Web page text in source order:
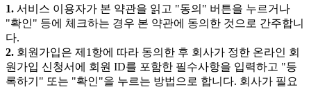
1. 서비스 이용자가 본 약관을 읽고 "동의" 버튼을 누르거나
"확인" 등에 체크하는 경우 본 약관에 동의한 것으로 간주합니
다.
2. 회원가입은 제1항에 따라 동의한 후 회사가 정한 온라인 회
원가입 신청서에 회원 ID를 포함한 필수사항을 입력하고 "등
록하기" 또는 "확인"을 누르는 방법으로 합니다. 회사가 필요